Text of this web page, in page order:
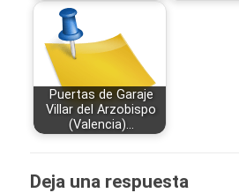
Puertas de Garaje
Villar del Arzobispo
(Valencia)…
Deja una respuesta